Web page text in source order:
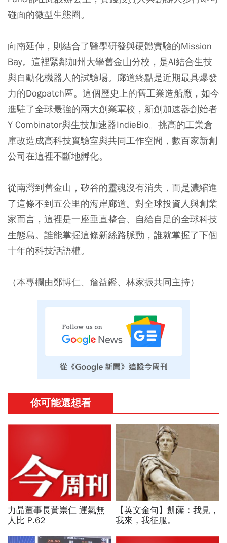
碰面的微型生態圈。
向南延伸，則結合了醫學研發與硬體實驗的Mission
Bay。這裡緊鄰加州大學舊金山分校，是AI結合生技
與自動化機器人的試驗場。廊道終點是近期最具爆發
力的Dogpatch區。這個歷史上的舊工業造船廠，如今
進駐了全球最強的兩大創業軍校，新創加速器創始者
Y Combinator與生技加速器IndieBio。挑高的工業倉
庫改造成高科技實驗室與共同工作空間，數百家新創
公司在這裡不斷地孵化。
從南灣到舊金山，矽谷的靈魂沒有消失，而是濃縮進
了這條不到五公里的海岸廊道。對全球投資人與創業
家而言，這裡是一座垂直整合、自給自足的全球科技
生態島。誰能掌握這條新絲路脈動，誰就掌握了下個
十年的科技話語權。
（本專欄由鄭博仁、詹益鑑、林家振共同主持）